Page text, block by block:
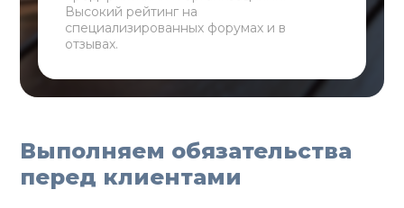
Высокий рейтинг на
специализированных форумах и в
отзывах.
Выполняем обязательства
перед клиентами